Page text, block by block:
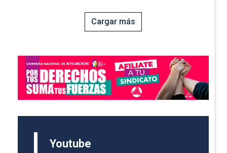
Cargar más
Imagen
Youtube